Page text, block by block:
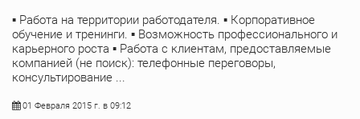
▪ Работа на территории работодателя. ▪ Корпоративное
обучение и тренинги. ▪ Возможность профессионального и
карьерного роста ▪ Работа с клиентам, предоставляемые
компанией (не поиск): телефонные переговоры,
консультирование ...
01 Февраля 2015 г. в 09:12